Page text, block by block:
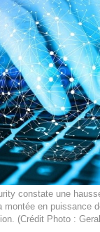
constate une
montée en puissance
(Crédit Photo :